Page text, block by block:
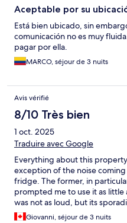
Aceptable por su
Está bien ubicado, sin
comunicación no es muy
pagar por ella.
MARCO, séjour de 3 nuits
Avis vérifié
8/10 Très bien
1 oct. 2025
Traduire avec Google
Everything about this
exception of the noise
fridge. The former, in
prompted me to use it as little
was not as loud, but its
sleep a bit difficult on a couple
Giovanni, séjour de 3 nuits